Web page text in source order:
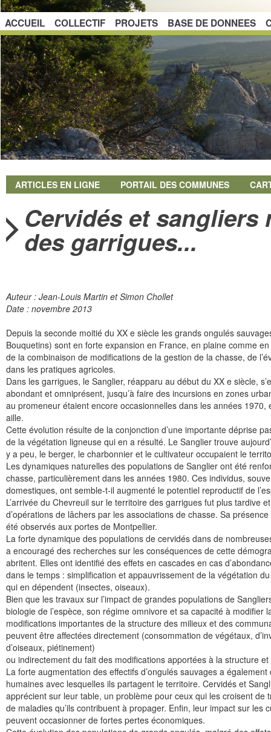
ACCUEIL COLLECTIF PROJETS BASE DE DONNEES
ARTICLES EN LIGNE PORTAIL DES COMMUNES
Cervidés et
des garrigues...
Auteur : Jean-Louis Martin et Simon Chollet
Date : novembre 2013
Depuis la seconde moitié du XX e siècle les grands ongulés
Bouquetins) sont en forte expansion en France, en plaine comme
de la combinaison de modifications de la gestion de la chasse, de
dans les pratiques agricoles.
Dans les garrigues, le Sanglier, réapparu au début du XX e siècle,
abondant et omniprésent, jusqu’à faire des incursions en zones
au promeneur étaient encore occasionnelles dans les années 1970,
aille.
Cette évolution résulte de la conjonction d’une importante déprise
de la végétation ligneuse qui en a résulté. Le Sanglier trouve
y a peu, le berger, le charbonnier et le cultivateur occupaient le
Les dynamiques naturelles des populations de Sanglier ont été
chasse, particulièrement dans les années 1980. Ces individus,
domestiques, ont semble-t-il augmenté le potentiel reproductif de
L’arrivée du Chevreuil sur le territoire des garrigues fut plus tardive
d’opérations de lâchers par les associations de chasse. Sa
été observés aux portes de Montpellier.
La forte dynamique des populations de cervidés dans de
a encouragé des recherches sur les conséquences de cette
abritent. Elles ont identifié des effets en cascades en cas
dans le temps : simplification et appauvrissement de la végétation
qui en dépendent (insectes, oiseaux).
Bien que les travaux sur l’impact de grandes populations de
biologie de l’espèce, son régime omnivore et sa capacité à modifier
modifications importantes de la structure des milieux et des
peuvent être affectées directement (consommation de végétaux,
d’oiseaux, piétinement)
ou indirectement du fait des modifications apportées à la structure
La forte augmentation des effectifs d’ongulés sauvages a
humaines avec lesquelles ils partagent le territoire. Cervidés et
apprécient sur leur table, un problème pour ceux qui les croisent de
de maladies qu’ils contribuent à propager. Enfin, leur impact sur les
peuvent occasionner de fortes pertes économiques.